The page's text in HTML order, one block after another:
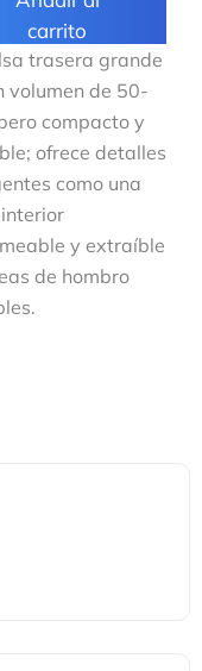
carrito
trasera grande
volumen de 50-
compacto y
ofrece detalles
como una
y extraíble
de hombro